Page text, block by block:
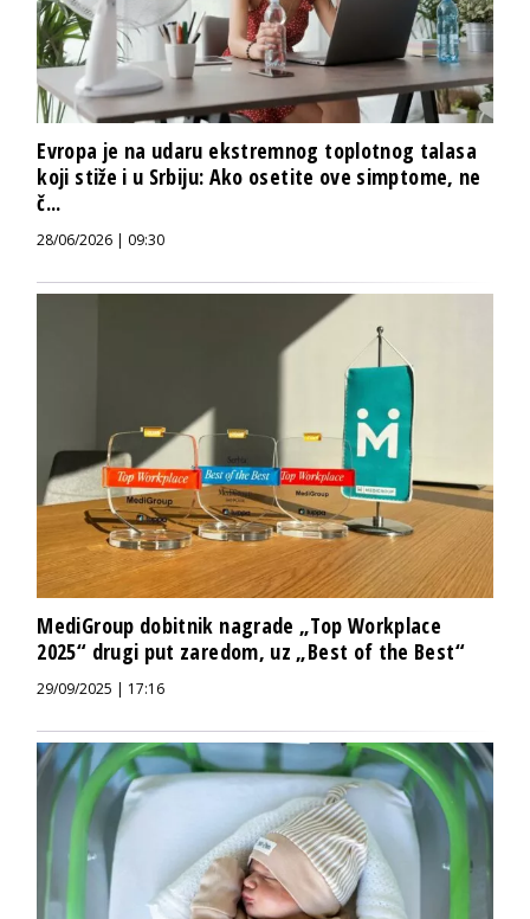
Evropa je na udaru ekstremnog toplotnog talasa
koji stiže i u Srbiju: Ako osetite ove simptome, ne
č...
28/06/2026 | 09:30
MediGroup dobitnik nagrade „Top Workplace
2025“ drugi put zaredom, uz „Best of the Best“
29/09/2025 | 17:16